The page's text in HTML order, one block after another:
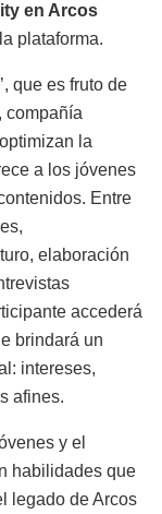
en Arcos
plataforma.
que es fruto de
compañía
la
a los jóvenes
Entre
elaboración
accederá
brindará un
intereses,
afines.
y el
habilidades que
legado de Arcos